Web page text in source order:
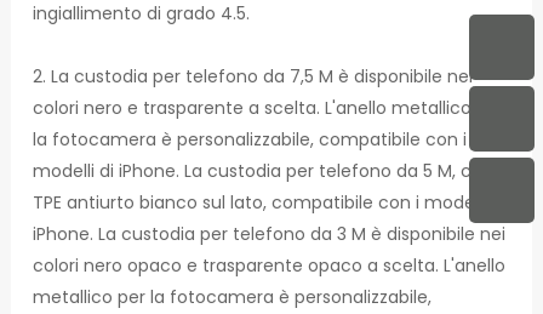
ingiallimento di grado 4.5.
2. La custodia per telefono da 7,5 M è disponibile nei
colori nero e trasparente a scelta. L'anello metallico per
la fotocamera è personalizzabile, compatibile con i
modelli di iPhone. La custodia per telefono da 5 M, con
TPE antiurto bianco sul lato, compatibile con i modelli di
iPhone. La custodia per telefono da 3 M è disponibile nei
colori nero opaco e trasparente opaco a scelta. L'anello
metallico per la fotocamera è personalizzabile,